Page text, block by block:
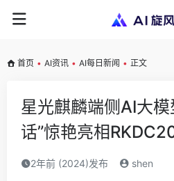
首页 • AI资讯 • AI每日新闻 • 正文
星光麒麟端侧AI大模
话”惊艳亮相
2年前 (2024)发布 shen